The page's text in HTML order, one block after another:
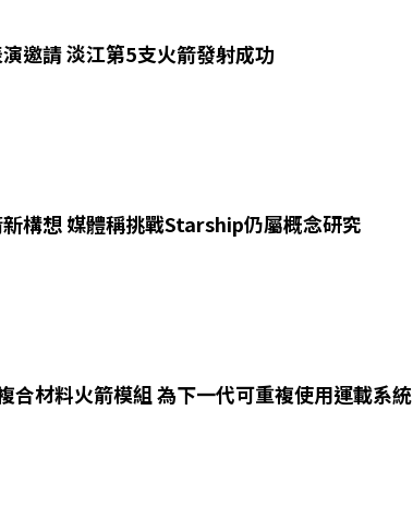
邀請 淡江第5支火箭發射成功
構想 媒體稱挑戰Starship仍屬概念研究
合材料火箭模組 為下一代可重複使用運載系統